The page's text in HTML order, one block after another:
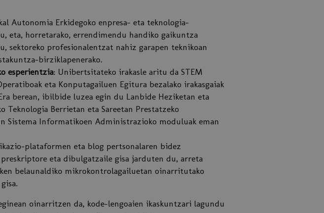
Autonomia Erkidegoko enpresa- eta teknologia-
eta, horretarako, errendimendu handiko gaikuntza
sektoreko profesionalentzat nahiz garapen teknikoan
birziklapenerako.
esperientzia: Unibertsitateko irakasle aritu da STEM
eta Konputagailuen Egitura bezalako irakasgaiak
berean, ibilbide luzea egin du Lanbide Heziketan eta
Teknologia Berrietan eta Sareetan Prestatzeko
Sistema Informatikoen Administrazioko moduluak eman
plataformen eta blog pertsonalaren bidez
eta dibulgatzaile gisa jarduten du, arreta
belaunaldiko mikrokontrolagailuetan oinarritutako
oinarritzen da, kode-lengoaien ikaskuntzari lagundu